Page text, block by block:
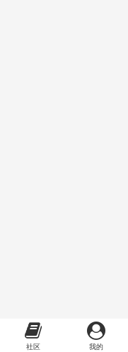
社区 我的